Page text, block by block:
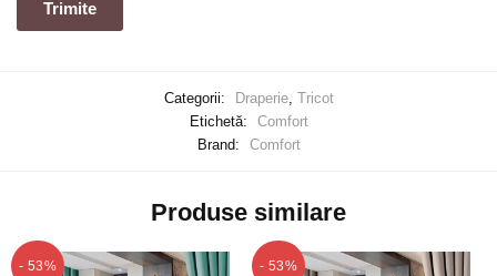
Categorii: Draperie, Tricot
Etichetă:
Comfort
Brand:
Comfort
Produse similare
- 53% - 53%